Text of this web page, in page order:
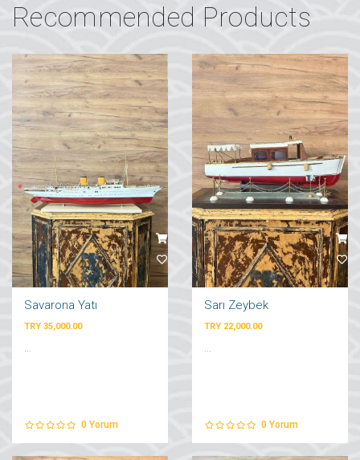
Recommended Products
Savarona Yatı
TRY 35,000.00
...
0 Yorum
Sarı Zeybek
TRY 22,000.00
...
0 Yorum